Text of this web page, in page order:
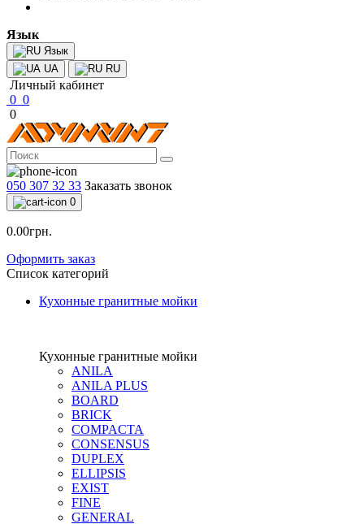
Язык
Язык
UA
RU
Личный кабинет
0 0
0
050 307 32 33 Заказать звонок
0
0.00грн.
Оформить заказ
Список категорий
Кухонные гранитные мойки
Кухонные гранитные мойки
ANILA
ANILA PLUS
BOARD
BRICK
COMPACTA
CONSENSUS
DUPLEX
ELLIPSIS
EXIST
FINE
GENERAL